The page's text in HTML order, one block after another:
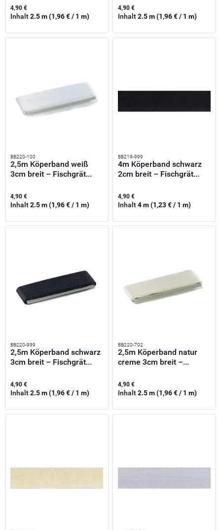
4,90 €
Inhalt2.5 m(1,96 € / 1 m)
4,90 €
Inhalt2.5 m(1,96 € / 1 m)
BB220-100
2,5m Köperband weiß
3cm breit – Fischgrät...
4,90 €
Inhalt2.5 m(1,96 € / 1 m)
BB219-999
4m Köperband schwarz
2cm breit – Fischgrät...
4,90 €
Inhalt4 m(1,23 € / 1 m)
BB220-999
2,5m Köperband schwarz
3cm breit – Fischgrät...
4,90 €
Inhalt2.5 m(1,96 € / 1 m)
BB220-702
2,5m Köperband natur
creme 3cm breit –...
4,90 €
Inhalt2.5 m(1,96 € / 1 m)